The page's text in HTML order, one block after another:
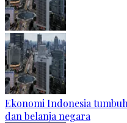
Ekonomi Indonesia
dan belanja negara